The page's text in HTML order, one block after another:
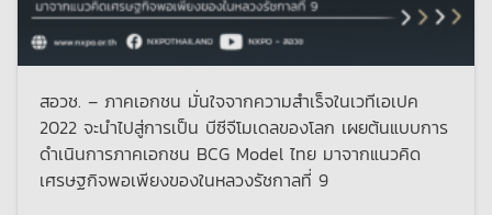
สอวช. – ภาคเอกชน มั่นใจจากความสำเร็จในเวทีเอเปค
2022 จะนำไปสู่การเป็น บีซีจีโมเดลของโลก เผยต้นแบบการ
ดำเนินการภาคเอกชน BCG Model ไทย มาจากแนวคิด
เศรษฐกิจพอเพียงของในหลวงรัชกาลที่ 9